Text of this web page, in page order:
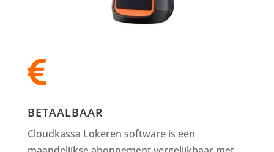

BETAALBAAR
Cloudkassa Lokeren software is een